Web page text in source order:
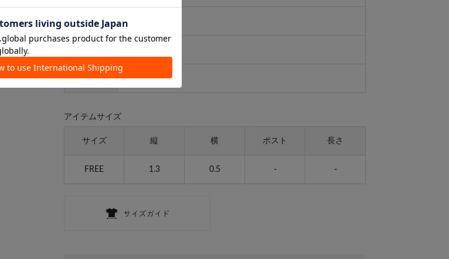
タイプ レディース
取り扱い -
アイテムサイズ
サイズ 縦 横 ポスト 長さ
FREE 1.3 0.5 - -